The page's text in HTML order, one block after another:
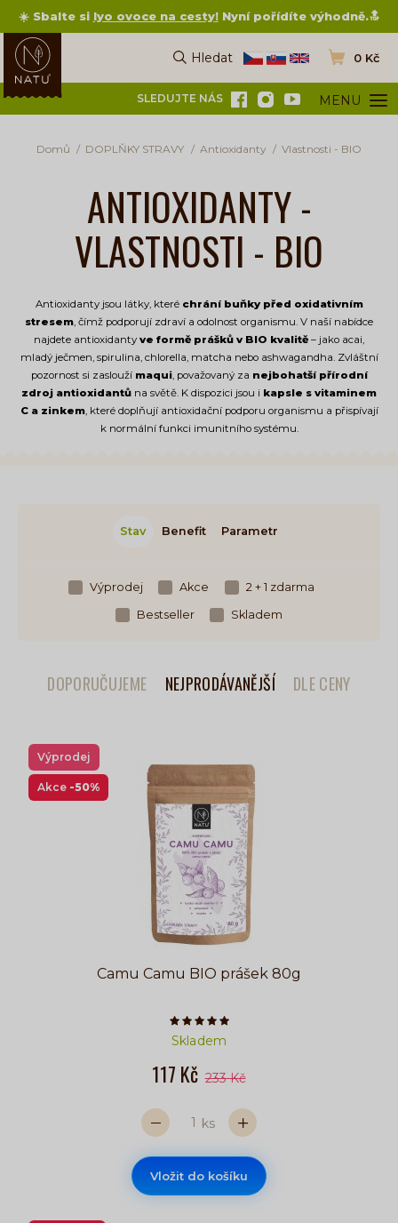
☀️ Sbalte si lyo ovoce na cesty!Nyní pořídíte výhodně.🔝
Hledat
Vyhledat Přejít do
0 Kč
SLEDUJTE NÁS MENU
OTEVŘÍT
Domů DOPLŇKY STRAVY Antioxidanty Vlastnosti - BIO
ANTIOXIDANTY -
VLASTNOSTI - BIO
Antioxidanty jsou látky, které chrání buňky před oxidativním
stresem, čímž podporují zdraví a odolnost organismu. V naší nabídce
najdete antioxidanty ve formě prášků v BIO kvalitě – jako acai,
mladý ječmen, spirulina, chlorella, matcha nebo ashwagandha. Zvláštní
pozornost si zaslouží maqui, považovaný za nejbohatší přírodní
zdroj antioxidantů na světě. K dispozici jsou i kapsle s vitaminem
C a zinkem, které doplňují antioxidační podporu organismu a přispívají
k normální funkci imunitního systému.
Stav Benefit Parametr
Výprodej Akce 2 + 1 zdarma
Bestseller Skladem
DOPORUČUJEME NEJPRODÁVANĚJŠÍ DLE CENY
Výprodej
Akce -50%
Camu Camu BIO prášek 80g
Počet hvězdiček je 5 z 5
Skladem
117 Kč 233 Kč
ks
Vložit do košíku